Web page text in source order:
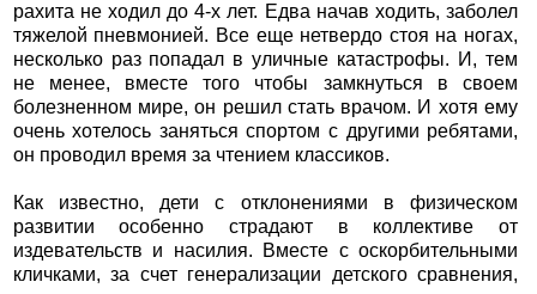
рахита не ходил до 4-х лет. Едва начав ходить, заболел
тяжелой пневмонией. Все еще нетвердо стоя на ногах,
несколько раз попадал в уличные катастрофы. И, тем
не менее, вместе того чтобы замкнуться в своем
болезненном мире, он решил стать врачом. И хотя ему
очень хотелось заняться спортом с другими ребятами,
он проводил время за чтением классиков.
Как известно, дети с отклонениями в физическом
развитии особенно страдают в коллективе от
издевательств и насилия. Вместе с оскорбительными
кличками, за счет генерализации детского сравнения,